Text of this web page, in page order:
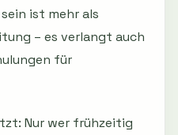
ist mehr als
– es verlangt auch
für
Nur wer frühzeitig